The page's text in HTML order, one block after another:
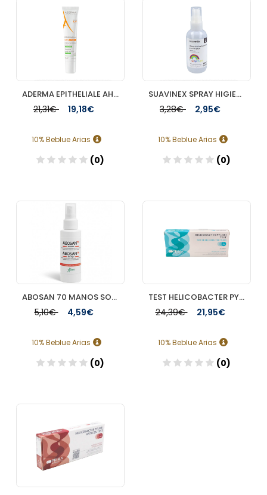
Añadir Añadir
ADERMA EPITHELIALE AH ULTRA SPF 50+ CREMA REPARADORA PROTECTORA 1 ENVASE 40 ML
21,31€ 19,18€
10% Beblue Arias
(0)
Añadir
SUAVINEX SPRAY HIGIENIZANTE DE MANOS 100ML
3,28€ 2,95€
10% Beblue Arias
(0)
ABOSAN 70 MANOS SOLUCION HIGIENIZANTE HIDROALCOHOLICA 70% VOL 1 ENVASE 100 ML
5,10€ 4,59€
10% Beblue Arias
(0)
TEST HELICOBACTER PYLORI PRIMA HOME TEST DE AUTODIAGNOSTICO 1 TEST
24,39€ 21,95€
10% Beblue Arias
(0)